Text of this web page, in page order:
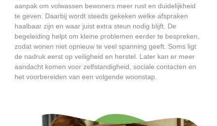
aanpak om volwassen bewoners meer rust en duidelijkheid
te geven. Daarbij wordt steeds gekeken welke afspraken
haalbaar zijn en waar juist extra steun nodig blijft. De
begeleiding helpt om kleine problemen eerder te bespreken,
zodat wonen niet opnieuw te veel spanning geeft. Soms ligt
de nadruk eerst op veiligheid en herstel. Later kan er meer
aandacht komen voor zelfstandigheid, sociale contacten en
het voorbereiden van een volgende woonstap.